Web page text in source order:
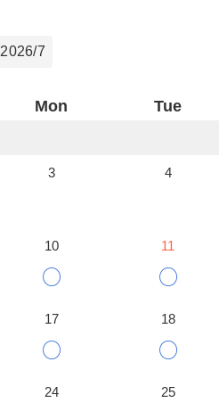
2026/7
Mon Tue
3 4
10
○
11
○
17
○
18
○
24 25